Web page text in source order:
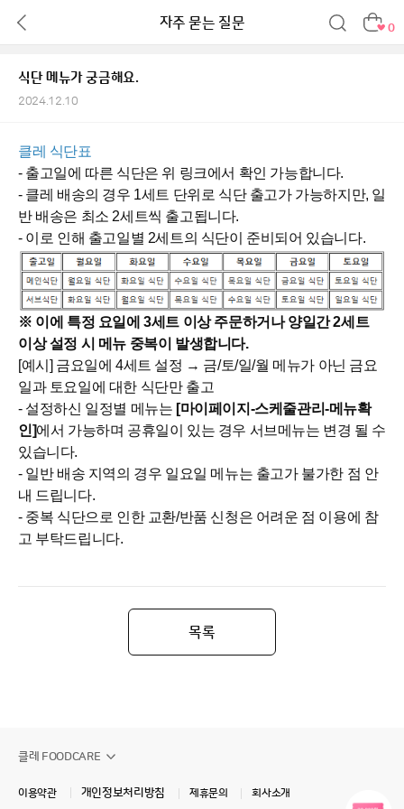
자주 묻는 질문 0
식단 메뉴가 궁금해요.
2024.12.10
클레 식단표
- 출고일에 따른 식단은 위 링크에서 확인 가능합니다.
- 클레 배송의 경우 1세트 단위로 식단 출고가 가능하지만, 일
반 배송은 최소 2세트씩 출고됩니다.
- 이로 인해 출고일별 2세트의 식단이 준비되어 있습니다.
※ 이에 특정 요일에 3세트 이상 주문하거나 양일간 2세트
이상 설정 시 메뉴 중복이 발생합니다.
[예시] 금요일에 4세트 설정 → 금/토/일/월 메뉴가 아닌 금요
일과 토요일에 대한 식단만 출고
- 설정하신 일정별 메뉴는 [마이페이지-스케줄관리-메뉴확
인]에서 가능하며 공휴일이 있는 경우 서브메뉴는 변경 될 수
있습니다.
- 일반 배송 지역의 경우 일요일 메뉴는 출고가 불가한 점 안
내 드립니다.
- 중복 식단으로 인한 교환/반품 신청은 어려운 점 이용에 참
고 부탁드립니다.
목록
클레 FOODCARE
이용약관 개인정보처리방침 제휴문의 회사소개